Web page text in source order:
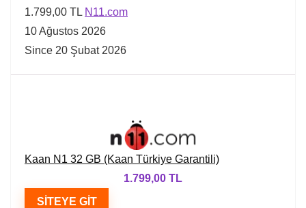
1.799,00 TL N11.com
10 Ağustos 2026
Since 20 Şubat 2026
Kaan N1 32 GB (Kaan Türkiye Garantili)
1.799,00 TL
SITEYE GIT